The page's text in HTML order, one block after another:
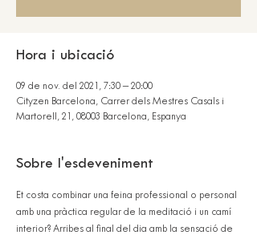
Hora i ubicació
09 de nov. del 2021, 7:30 – 20:00
Cityzen Barcelona, Carrer dels Mestres Casals i
Martorell, 21, 08003 Barcelona, Espanya
Sobre l'esdeveniment
Et costa combinar una feina professional o personal
amb una pràctica regular de la meditació i un camí
interior? Arribes al final del dia amb la sensació de